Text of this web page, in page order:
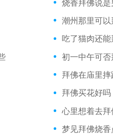
潮州那里可
吃了猫肉还
初一中午可
拜佛在庙里
拜佛买花好
心里想着去
梦见拜佛烧